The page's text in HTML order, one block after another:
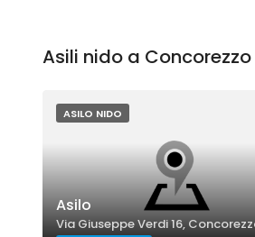
Asili nido a
ASILO NIDO
Asilo
Via Giuseppe Verdi 16,